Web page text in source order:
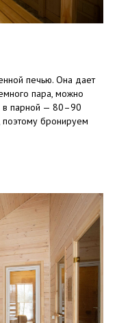
печью. Она дает
пара, можно
в парной — 80–90
поэтому бронируем